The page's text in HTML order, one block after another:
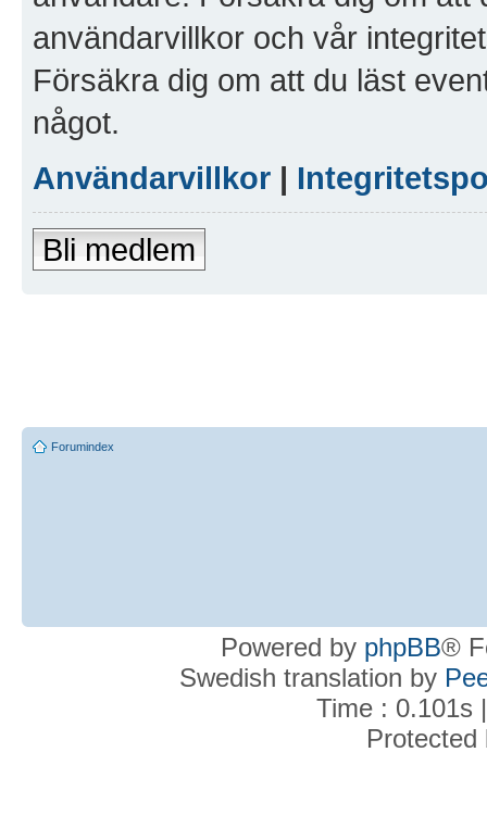
användarvillkor och vår
Försäkra dig om att du läst
något.
Användarvillkor |
Bli medlem
Forumindex
Powered by phpBB®
Swedish translation by
Time : 0.101s